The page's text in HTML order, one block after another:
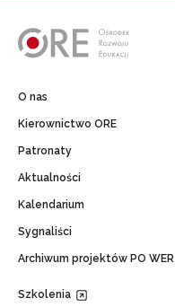
O nas
Kierownictwo ORE
Patronaty
Aktualności
Kalendarium
Sygnaliści
Archiwum projektów PO WER
Szkolenia